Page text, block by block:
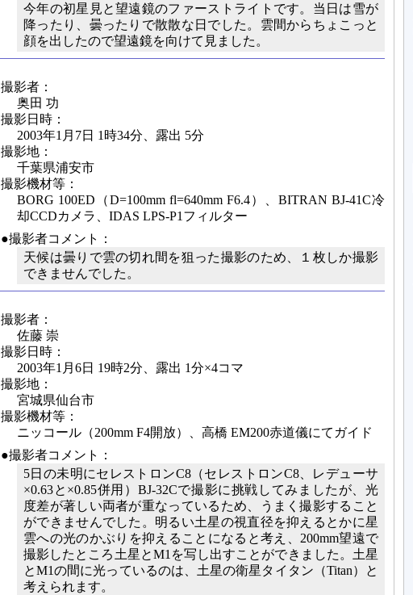
今年の初星見と望遠鏡のファーストライトです。当日は雪が
降ったり、曇ったりで散散な日でした。雲間からちょこっと
顔を出したので望遠鏡を向けて見ました。
撮影者：
奥田 功
撮影日時：
2003年1月7日 1時34分、露出 5分
撮影地：
千葉県浦安市
撮影機材等：
BORG 100ED（D=100mm fl=640mm F6.4）、BITRAN BJ-41C冷
却CCDカメラ、IDAS LPS-P1フィルター
●撮影者コメント：
天候は曇りで雲の切れ間を狙った撮影のため、１枚しか撮影
できませんでした。
撮影者：
佐藤 崇
撮影日時：
2003年1月6日 19時2分、露出 1分×4コマ
撮影地：
宮城県仙台市
撮影機材等：
ニッコール（200mm F4開放）、高橋 EM200赤道儀にてガイド
●撮影者コメント：
5日の未明にセレストロンC8（セレストロンC8、レデューサ
×0.63と×0.85併用）BJ-32Cで撮影に挑戦してみましたが、光
度差が著しい両者が重なっているため、うまく撮影すること
ができませんでした。明るい土星の視直径を抑えるとかに星
雲への光のかぶりを抑えることになると考え、200mm望遠で
撮影したところ土星とM1を写し出すことができました。土星
とM1の間に光っているのは、土星の衛星タイタン（Titan）と
考えられます。